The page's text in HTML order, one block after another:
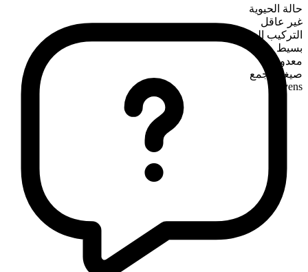
حالة الحيوية
غير عاقل
التركيب الصرفي
بسيط
معدود
صيغة الجمع
ovens